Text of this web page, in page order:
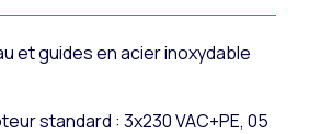
et guides en acier inoxydable
standard : 3x230 VAC+PE, 05